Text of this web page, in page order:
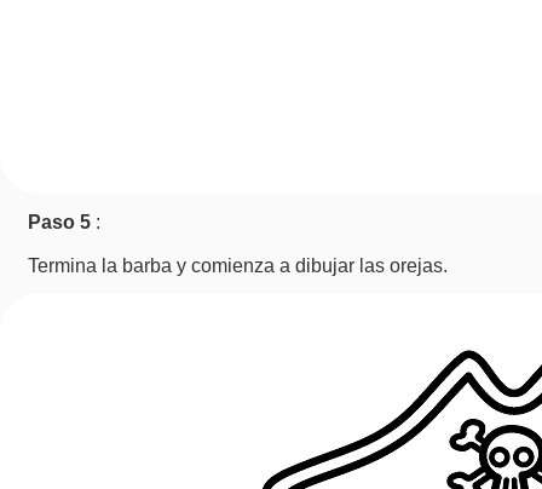
Paso 5 :
Termina la barba y comienza a dibujar las orejas.